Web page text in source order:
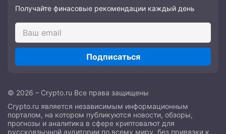
Получайте финасовые рекомендации каждый день
Подписаться
© 2026 – Crypto.ru Все права защищены
Crypto.ru является независимым информационным
порталом, на котором публикуются новости, обзоры,
прогнозы и аналитика в сфере криптовалют для
русскоязычной аудитории по всему миру, без привязки к